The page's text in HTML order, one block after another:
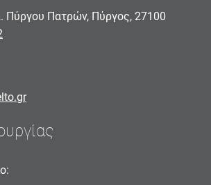
Πύργου Πατρών, Πύργος, 27100